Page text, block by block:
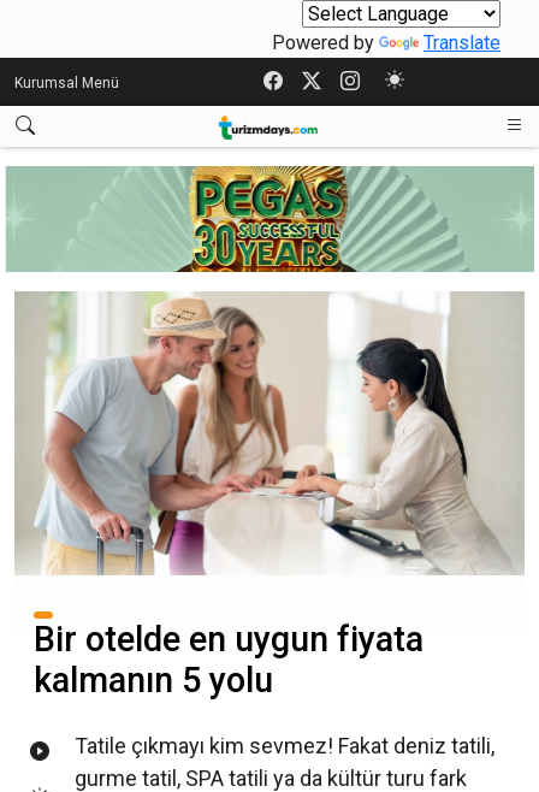
Powered by Translate
Kurumsal Menü
Bir otelde en uygun fiyata
kalmanın 5 yolu
Tatile çıkmayı kim sevmez! Fakat deniz tatili,
gurme tatil, SPA tatili ya da kültür turu fark